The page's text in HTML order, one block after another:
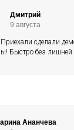
Дмитрий
9 августа
сделали
Быстро без лишней
Ананчева